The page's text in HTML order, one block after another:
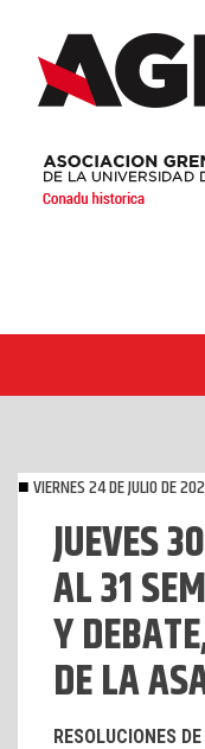
content
VIERNES 24 DE JULIO DE
JUEVES
AL 31
Y
DE LA
RESOLUCIONES